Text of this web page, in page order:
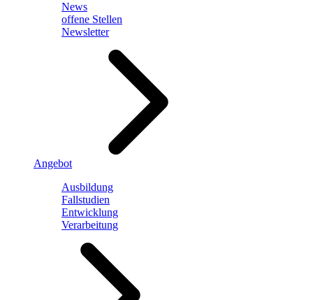
News
offene Stellen
Newsletter
Angebot
Ausbildung
Fallstudien
Entwicklung
Verarbeitung